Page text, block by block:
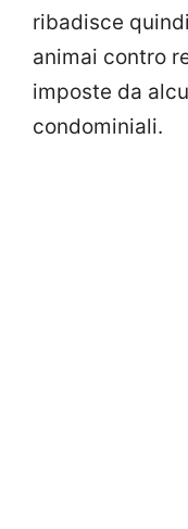
ribadisce
animai contro
imposte da
condominiali.